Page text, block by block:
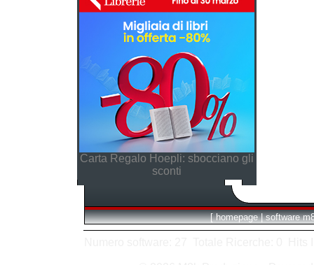
Carta Regalo Hoepli: sbocciano gli
sconti
[ homepage | software